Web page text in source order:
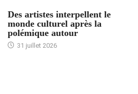
Des artistes interpellent le
monde culturel après la
polémique autour
31 juillet 2026